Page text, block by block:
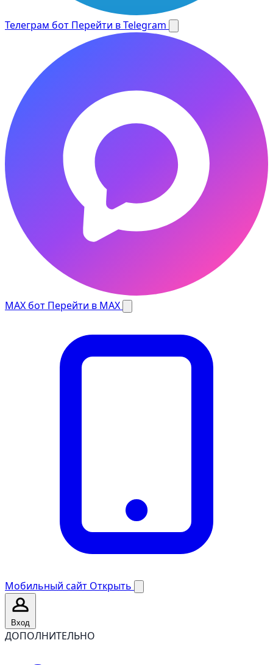
Телеграм бот Перейти в Telegram
MAX бот Перейти в MAX
Мобильный сайт Открыть
Вход
ДОПОЛНИТЕЛЬНО